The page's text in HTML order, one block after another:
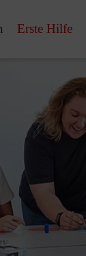
Erste Hilfe